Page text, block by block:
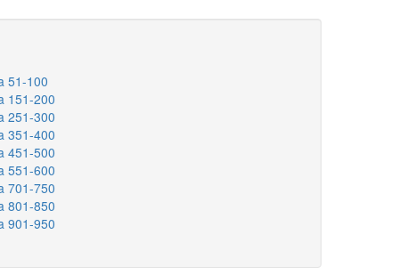
51-100
151-200
251-300
351-400
451-500
551-600
701-750
801-850
901-950